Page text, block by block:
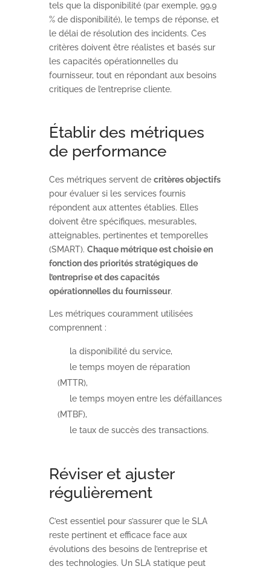
tels que la disponibilité (par exemple, 99,9
% de disponibilité), le temps de réponse, et
le délai de résolution des incidents. Ces
critères doivent être réalistes et basés sur
les capacités opérationnelles du
fournisseur, tout en répondant aux besoins
critiques de l’entreprise cliente.
Établir des métriques
de performance
Ces métriques servent de critères objectifs
pour évaluer si les services fournis
répondent aux attentes établies. Elles
doivent être spécifiques, mesurables,
atteignables, pertinentes et temporelles
(SMART). Chaque métrique est choisie en
fonction des priorités stratégiques de
l’entreprise et des capacités
opérationnelles du fournisseur.
Les métriques couramment utilisées
comprennent :
la disponibilité du service,
le temps moyen de réparation
(MTTR),
le temps moyen entre les défaillances
(MTBF),
le taux de succès des transactions.
Réviser et ajuster
régulièrement
C’est essentiel pour s’assurer que le SLA
reste pertinent et efficace face aux
évolutions des besoins de l’entreprise et
des technologies. Un SLA statique peut